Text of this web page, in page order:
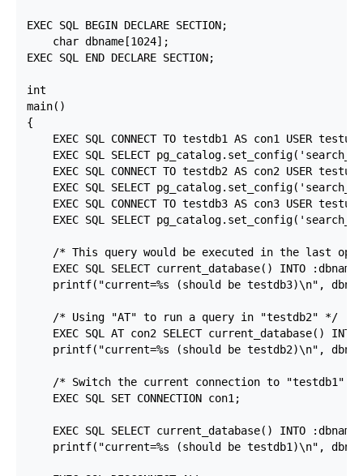
EXEC SQL BEGIN DECLARE SECTION;
    char dbname[1024];
EXEC SQL END DECLARE SECTION;
int
main()
{
EXEC SQL CONNECT TO testdb1 AS con1 USER
EXEC SQL SELECT
EXEC SQL CONNECT TO testdb2 AS con2 USER
EXEC SQL SELECT
EXEC SQL CONNECT TO testdb3 AS con3 USER
EXEC SQL SELECT
/* This query would be executed in the last
    EXEC SQL SELECT current_database() INTO :dbname;
printf("current=%s (should be testdb3)\n",
    /* Using "AT" to run a query in "testdb2" */
EXEC SQL AT con2 SELECT current_database() INTO
printf("current=%s (should be testdb2)\n",
/* Switch the current connection to "testdb1".
    EXEC SQL SET CONNECTION con1;
    EXEC SQL SELECT current_database() INTO :dbname;
printf("current=%s (should be testdb1)\n",